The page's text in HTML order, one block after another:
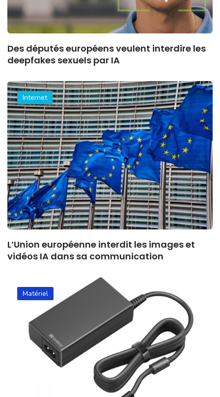
Des députés européens veulent interdire les
deepfakes sexuels par IA
Internet
L’Union européenne interdit les images et
vidéos IA dans sa communication
Matériel